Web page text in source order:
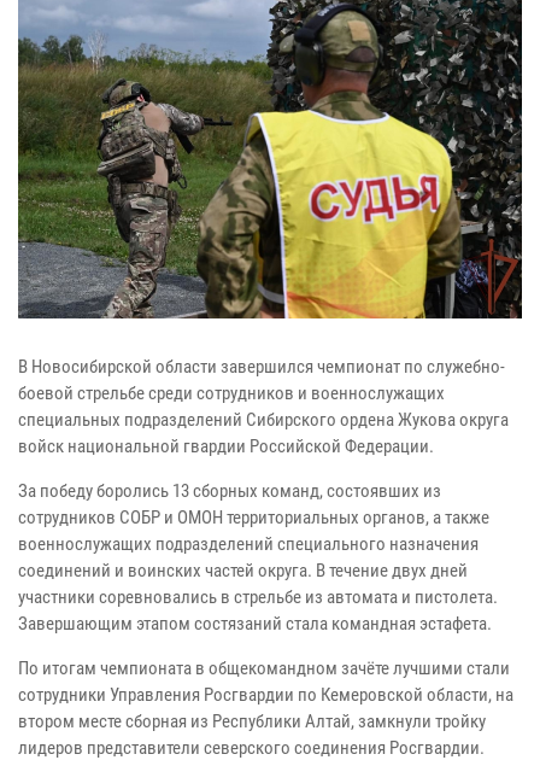
В Новосибирской области завершился чемпионат по служебно-
боевой стрельбе среди сотрудников и военнослужащих
специальных подразделений Сибирского ордена Жукова округа
войск национальной гвардии Российской Федерации.
За победу боролись 13 сборных команд, состоявших из
сотрудников СОБР и ОМОН территориальных органов, а также
военнослужащих подразделений специального назначения
соединений и воинских частей округа. В течение двух дней
участники соревновались в стрельбе из автомата и пистолета.
Завершающим этапом состязаний стала командная эстафета.
По итогам чемпионата в общекомандном зачёте лучшими стали
сотрудники Управления Росгвардии по Кемеровской области, на
втором месте сборная из Республики Алтай, замкнули тройку
лидеров представители северского соединения Росгвардии.